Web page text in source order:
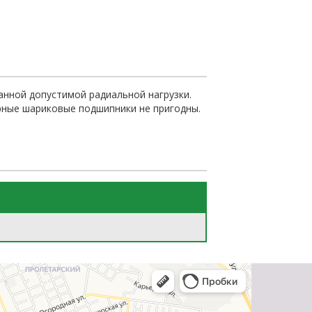
допустимой радиальной нагрузки.
шариковые подшипники не пригодны.